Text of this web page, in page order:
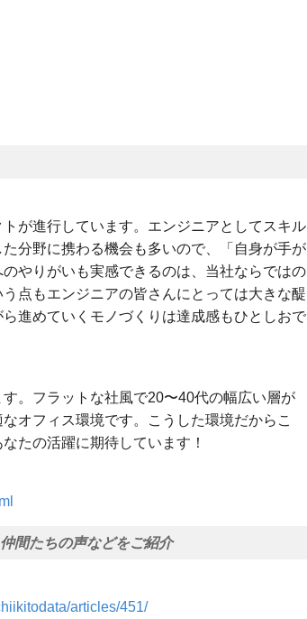
が進⾏しています。エンジニアとしてスキル
分野に携わる機会も多いので、「⾃⾝が⼿が
やりがいも実感できるのは、当社ならではの
点もエンジニアの皆さんにとっては⼤きな醍
進めていくモノづくりは達成感もひとしおで
。フラットな社⾵で20〜40代の幅広い層が
オフィス環境です。こうした環境だからこ
たの活躍に期待しています！
間たちの声などをご紹介
articles/451/